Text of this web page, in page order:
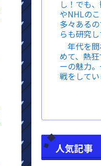
し！でも
やNHLの
多々ある
らも研究し
年代を問
めて、熱
ーの魅力
戦をしてい
人気記事